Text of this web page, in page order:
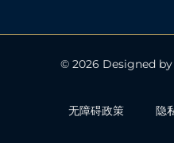
© 2026 Designed
无障碍政策 隐